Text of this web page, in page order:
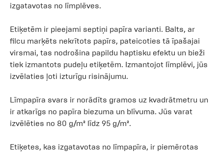
izgatavotas no līmplēves.
Etiķetēm ir pieejami septiņi papīra varianti. Balts, ar
filcu marķēts nekrītots papīrs, pateicoties tā īpašajai
virsmai, tas nodrošina papildu haptisku efektu un bieži
tiek izmantots pudeļu etiķetēm. Izmantojot līmplēvi, jūs
izvēlaties ļoti izturīgu risinājumu.
Līmpapīra svars ir norādīts gramos uz kvadrātmetru un
ir atkarīgs no papīra biezuma un blīvuma. Jūs varat
izvēlēties no 80 g/m² līdz 95 g/m².
Etiķetes, kas izgatavotas no līmpapīra, ir piemērotas